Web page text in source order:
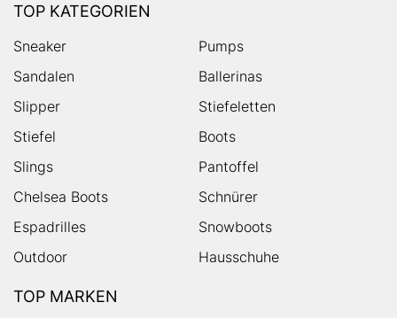
TOP KATEGORIEN
Sneaker
Pumps
Sandalen
Ballerinas
Slipper
Stiefeletten
Stiefel
Boots
Slings
Pantoffel
Chelsea Boots
Schnürer
Espadrilles
Snowboots
Outdoor
Hausschuhe
TOP MARKEN